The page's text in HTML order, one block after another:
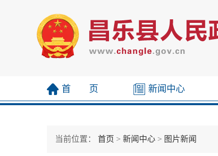
首 页 新闻中心
当前位置： 首页 > 新闻中心 > 图片新闻